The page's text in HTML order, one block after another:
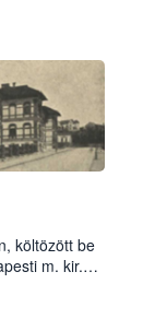
költözött be
m. kir.
Rókus utca
új